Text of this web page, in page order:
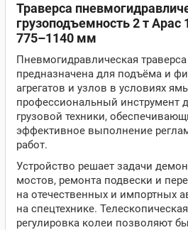
Траверса
грузоподъемность 2 т Apac
775–1140 мм
Пневмогидравлическая
предназначена для подъёма и
агрегатов и узлов в условиях
профессиональный инструмент
грузовой техники,
эффективное выполнение
работ.
Устройство решает задачи
мостов, ремонта подвески и
на отечественных и импортных
на спецтехнике.
регулировка колеи позволяют